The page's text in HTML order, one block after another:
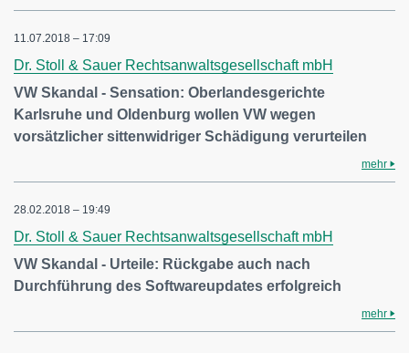
11.07.2018 – 17:09
Dr. Stoll & Sauer Rechtsanwaltsgesellschaft mbH
VW Skandal - Sensation: Oberlandesgerichte
Karlsruhe und Oldenburg wollen VW wegen
vorsätzlicher sittenwidriger Schädigung verurteilen
mehr
28.02.2018 – 19:49
Dr. Stoll & Sauer Rechtsanwaltsgesellschaft mbH
VW Skandal - Urteile: Rückgabe auch nach
Durchführung des Softwareupdates erfolgreich
mehr